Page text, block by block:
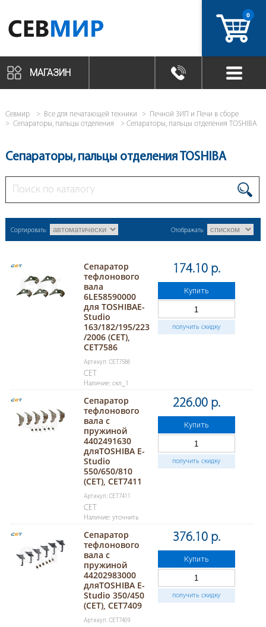
0
МАГАЗИН
Севмир Все для печатающей техники
Печной ЗИП и Печи в сборе
Сепараторы, пальцы отделения
Сепараторы, пальцы отделения TOSHIBA
Сепараторы, пальцы отделения TOSHIBA
Сортировать: Отображать:
Сепаратор
тефлонового
вала
6LE58590000
для TOSHIBAE-
Studio
163/182/195/223
/2006 (CET),
CET7586
Артикул: CET7586
CET
Наличие: скл_1
174.10 р.
Купить
получить скидку
Сепаратор
тефлонового
вала с
пружиной
4402491630
дляTOSHIBA E-
Studio
550/650/810
(CET), CET7411
Артикул: CET7411
CET
Наличие: уточнить
226.00 р.
Купить
получить скидку
Сепаратор
тефлонового
вала с
пружиной
44202983000
дляTOSHIBA E-
Studio 350/450
(CET), CET7409
Артикул: CET7409
376.10 р.
Купить
получить скидку